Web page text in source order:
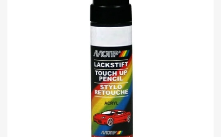
EV Udstyr
Maling
Bilstereo
Transport Udstyr